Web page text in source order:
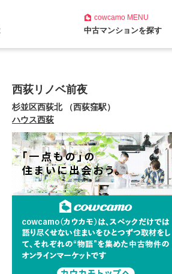
cowcamoMENU
中古マンションを探す
西荻リノベ前夜
杉並区西荻北 （西荻窪駅）
ハウス西荻